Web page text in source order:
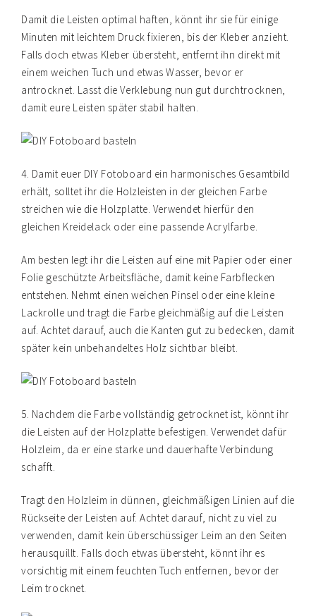
Damit die Leisten optimal haften, könnt ihr sie für einige
Minuten mit leichtem Druck fixieren, bis der Kleber anzieht.
Falls doch etwas Kleber übersteht, entfernt ihn direkt mit
einem weichen Tuch und etwas Wasser, bevor er
antrocknet. Lasst die Verklebung nun gut durchtrocknen,
damit eure Leisten später stabil halten.
4. Damit euer DIY Fotoboard ein harmonisches Gesamtbild
erhält, solltet ihr die Holzleisten in der gleichen Farbe
streichen wie die Holzplatte. Verwendet hierfür den
gleichen Kreidelack oder eine passende Acrylfarbe.
Am besten legt ihr die Leisten auf eine mit Papier oder einer
Folie geschützte Arbeitsfläche, damit keine Farbflecken
entstehen. Nehmt einen weichen Pinsel oder eine kleine
Lackrolle und tragt die Farbe gleichmäßig auf die Leisten
auf. Achtet darauf, auch die Kanten gut zu bedecken, damit
später kein unbehandeltes Holz sichtbar bleibt.
5. Nachdem die Farbe vollständig getrocknet ist, könnt ihr
die Leisten auf der Holzplatte befestigen. Verwendet dafür
Holzleim, da er eine starke und dauerhafte Verbindung
schafft.
Tragt den Holzleim in dünnen, gleichmäßigen Linien auf die
Rückseite der Leisten auf. Achtet darauf, nicht zu viel zu
verwenden, damit kein überschüssiger Leim an den Seiten
herausquillt. Falls doch etwas übersteht, könnt ihr es
vorsichtig mit einem feuchten Tuch entfernen, bevor der
Leim trocknet.